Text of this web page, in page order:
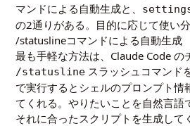
マンドによる自動生成と、
の2通りがある。目的に応じて使い分
/statuslineコマンドによる自動生成
最も手軽な方法は、Claude Code の
/statusline スラッシュコマンド
で実行するとシェルのプロンプト情
てくれる。やりたいことを自然言語
それに合ったスクリプトを生成して